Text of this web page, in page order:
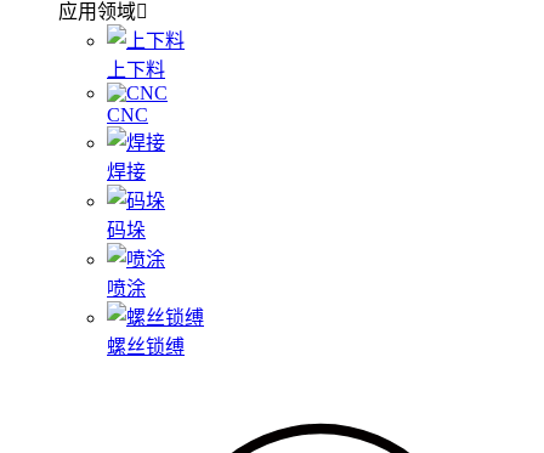
应用领域
上下料
CNC
焊接
码垛
喷涂
螺丝锁缚